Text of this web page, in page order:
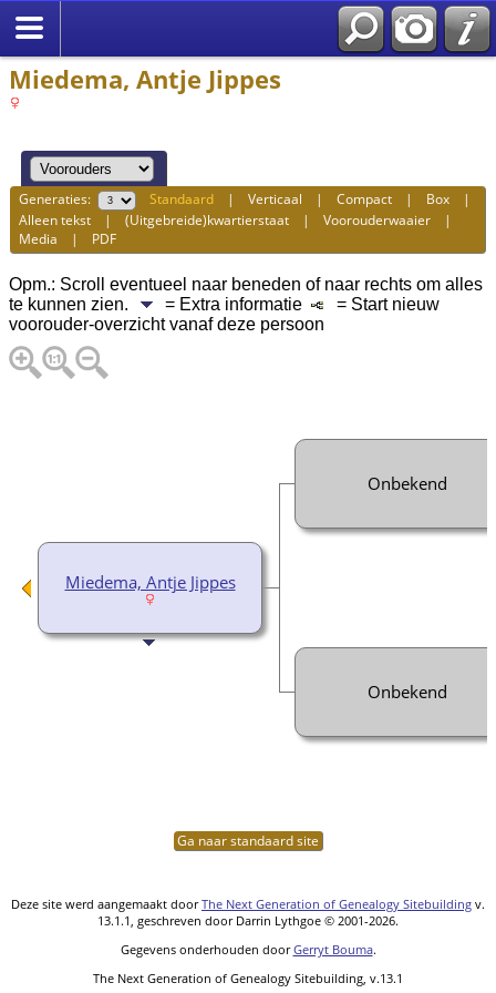
Miedema, Antje Jippes
Generaties: Standaard |Verticaal |Compact | Box |
Alleen tekst |(Uitgebreide)kwartierstaat |Voorouderwaaier |
Media | PDF
Opm.: Scroll eventueel naar beneden of naar rechts om alles
te kunnen zien.
= Extra informatie
= Start nieuw
voorouder-overzicht vanaf deze persoon
Miedema, Antje Jippes
Onbekend
Onbekend
Ga naar standaard site
Deze site werd aangemaakt doorThe Next Generation of Genealogy Sitebuilding v.
13.1.1, geschreven door Darrin Lythgoe © 2001-2026.
Gegevens onderhouden doorGerryt Bouma.
The Next Generation of Genealogy Sitebuilding, v.13.1